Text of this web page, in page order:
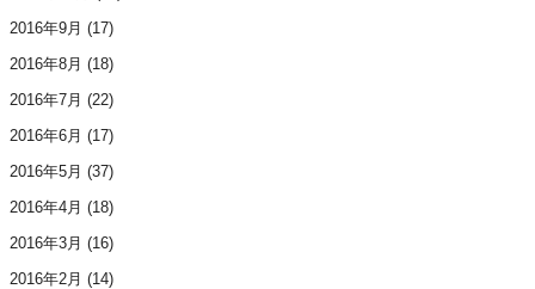
2016年9月 (17)
2016年8月 (18)
2016年7月 (22)
2016年6月 (17)
2016年5月 (37)
2016年4月 (18)
2016年3月 (16)
2016年2月 (14)